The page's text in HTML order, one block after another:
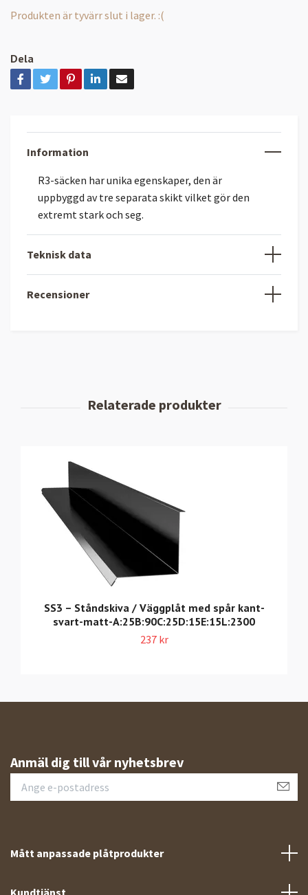
Produkten är tyvärr slut i lager. :(
Dela
Information
R3-säcken har unika egenskaper, den är
uppbyggd av tre separata skikt vilket gör den
extremt stark och seg.
Teknisk data
Recensioner
SS3 – Ståndskiva / Väggplåt med spår kant-
svart-matt-A:25B:90C:25D:15E:15L:2300
237 kr
Anmäl dig till vår nyhetsbrev
Mått anpassade plåtprodukter
Kundtjänst